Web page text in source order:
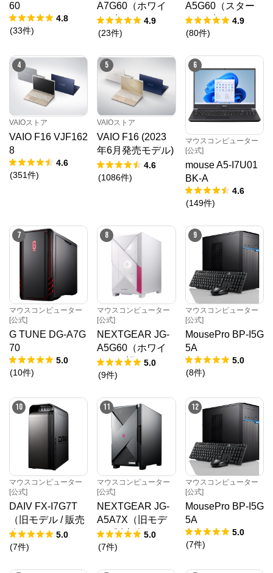
60
4.8
(33件)
A7G60（ホワイ
ト5点セット）
4.9
(23件)
A5G60（スター
ター5点セット）
4.9
(80件)
4
VAIOストア
VAIO F16 VJF162
8
4.6
(351件)
5
VAIOストア
VAIO F16 (2023
年6月発売モデル)
VJF1618
4.6
(1086件)
6
マウスコンピューター
[公式]
mouse A5-I7U01
BK-A
4.6
(149件)
7
マウスコンピューター
[公式]
G TUNE DG-A7G
70
5.0
(10件)
8
マウスコンピューター
[公式]
NEXTGEAR JG-
A5G60（ホワイ
ト）（旧モデル /
販売終了）
5.0
(9件)
9
マウスコンピューター
[公式]
MousePro BP-I5G
5A
5.0
(8件)
10
マウスコンピューター
[公式]
DAIV FX-I7G7T
（旧モデル / 販売
終了）
5.0
(7件)
11
マウスコンピューター
[公式]
NEXTGEAR JG-
A5A7X（旧モデ
ル / 販売終了）
5.0
(7件)
12
マウスコンピューター
[公式]
MousePro BP-I5G
5A
5.0
(7件)